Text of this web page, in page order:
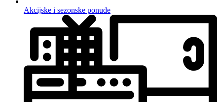
Akcijske i sezonske ponude